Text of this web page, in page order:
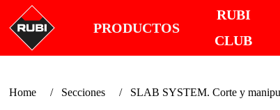
PRODUCTOS
RUBI
CLUB
Home Secciones SLAB SYSTEM. Corte y